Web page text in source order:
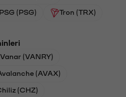
PSG (PSG) Tron (TRX)
Vanar (VANRY)
(AVAX)
(CHZ)